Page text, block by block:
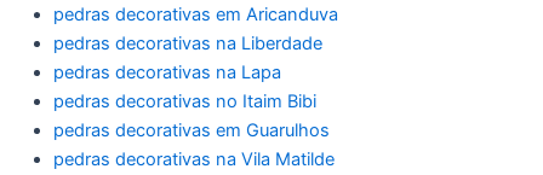
pedras decorativas em Aricanduva
pedras decorativas na Liberdade
pedras decorativas na Lapa
pedras decorativas no Itaim Bibi
pedras decorativas em Guarulhos
pedras decorativas na Vila Matilde